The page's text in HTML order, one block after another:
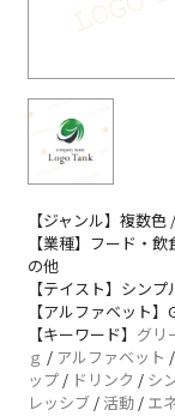
【ジャンル】複数
【業種】フード・
の他
【テイスト】シン
【アルファベット】
【キーワード】 グリ
ｇ / アルファベット /
ップ / ドリンク / シ
レッシブ / 活動 / エ